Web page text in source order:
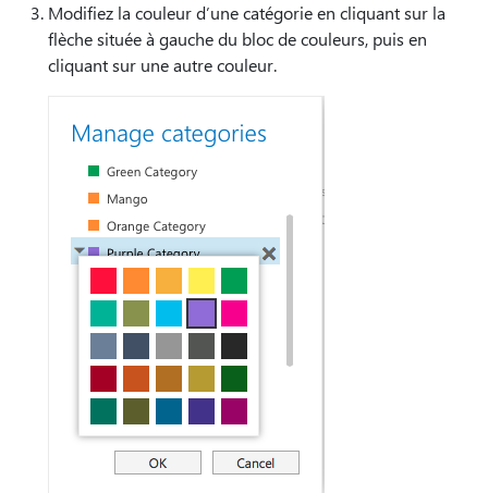
Modifiez la couleur d’une catégorie en cliquant sur la
flèche située à gauche du bloc de couleurs, puis en
cliquant sur une autre couleur.